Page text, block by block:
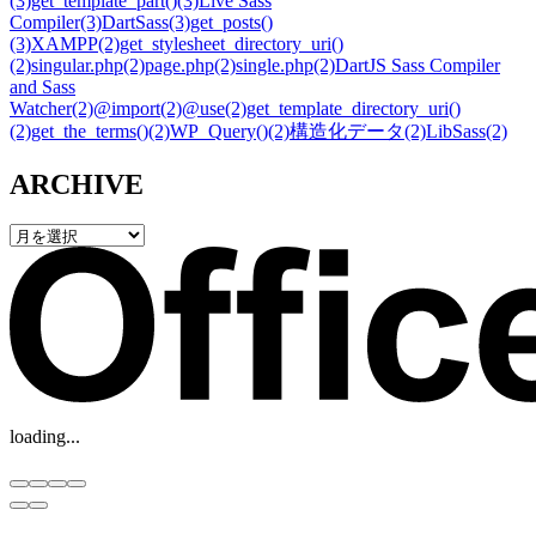
Compiler(3)DartSass(3)get_posts()
(3)XAMPP(2)get_stylesheet_directory_uri()
(2)singular.php(2)page.php(2)single.php(2)DartJS Sass Compiler
and Sass
Watcher(2)@import(2)@use(2)get_template_directory_uri()
(2)get_the_terms()(2)WP_Query()(2)構造化データ(2)LibSass(2)
ARCHIVE
loading...